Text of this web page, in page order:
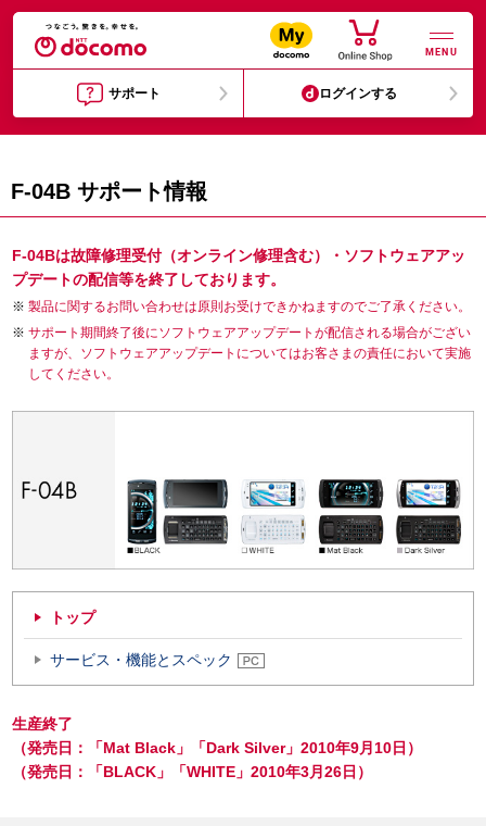
MENU
サポート ログインする
F-04B サポート情報
F-04Bは故障修理受付（オンライン修理含む）・ソフトウェアアッ
プデートの配信等を終了しております。
製品に関するお問い合わせは原則お受けできかねますのでご了承ください。
サポート期間終了後にソフトウェアアップデートが配信される場合がござい
ますが、ソフトウェアアップデートについてはお客さまの責任において実施
してください。
トップ
サービス・機能とスペック
生産終了
（発売日：「Mat Black」「Dark Silver」2010年9月10日）
（発売日：「BLACK」「WHITE」2010年3月26日）